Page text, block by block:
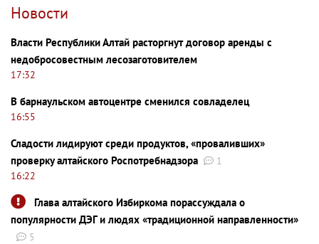
Новости
Власти Республики Алтай расторгнут договор аренды с
недобросовестным лесозаготовителем
17:32
В барнаульском автоцентре сменился совладелец
16:55
Сладости лидируют среди продуктов, «проваливших»
проверку алтайского Роспотребнадзора
1
16:22
Глава алтайского Избиркома порассуждала о
популярности ДЭГ и людях «традиционной направленности»
5